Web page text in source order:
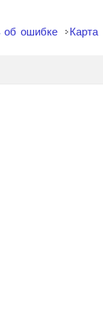
об ошибке Карта